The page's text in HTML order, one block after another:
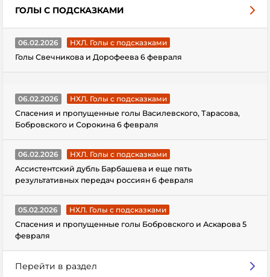
ГОЛЫ С ПОДСКАЗКАМИ
06.02.2026
НХЛ. Голы с подсказками
Голы Свечникова и Дорофеева 6 февраля
06.02.2026
НХЛ. Голы с подсказками
Спасения и пропущенные голы Василевского, Тарасова,
Бобровского и Сорокина 6 февраля
06.02.2026
НХЛ. Голы с подсказками
Ассистентский дубль Барбашева и еще пять
результативных передач россиян 6 февраля
05.02.2026
НХЛ. Голы с подсказками
Спасения и пропущенные голы Бобровского и Аскарова 5
февраля
Перейти в раздел